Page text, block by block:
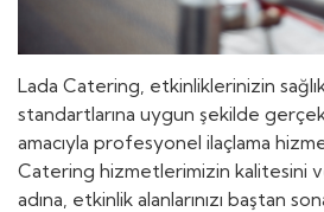
Lada Catering, etkinliklerinizin
standartlarına uygun şekilde
amacıyla profesyonel ilaçlama
Catering hizmetlerimizin kalitesini
adına, etkinlik alanlarınızı baştan